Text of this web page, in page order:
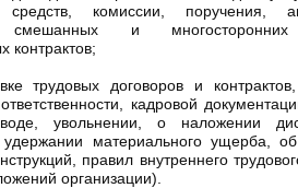
средств, комиссии, поручения,
смешанных и многосторонних
контрактов;
трудовых договоров и
кадровой
увольнении, о наложении
материального ущерба,
правил внутреннего
организации).